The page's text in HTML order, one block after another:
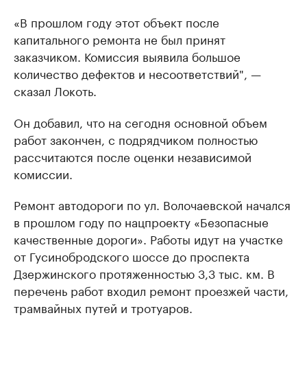
«В прошлом году этот объект после
капитального ремонта не был принят
заказчиком. Комиссия выявила большое
количество дефектов и несоответствий", —
сказал Локоть.
Он добавил, что на сегодня основной объем
работ закончен, с подрядчиком полностью
рассчитаются после оценки независимой
комиссии.
Ремонт автодороги по ул. Волочаевской начался
в прошлом году по нацпроекту «Безопасные
качественные дороги». Работы идут на участке
от Гусинобродского шоссе до проспекта
Дзержинского протяженностью 3,3 тыс. км. В
перечень работ входил ремонт проезжей части,
трамвайных путей и тротуаров.